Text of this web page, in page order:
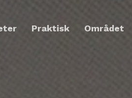
Praktisk Området